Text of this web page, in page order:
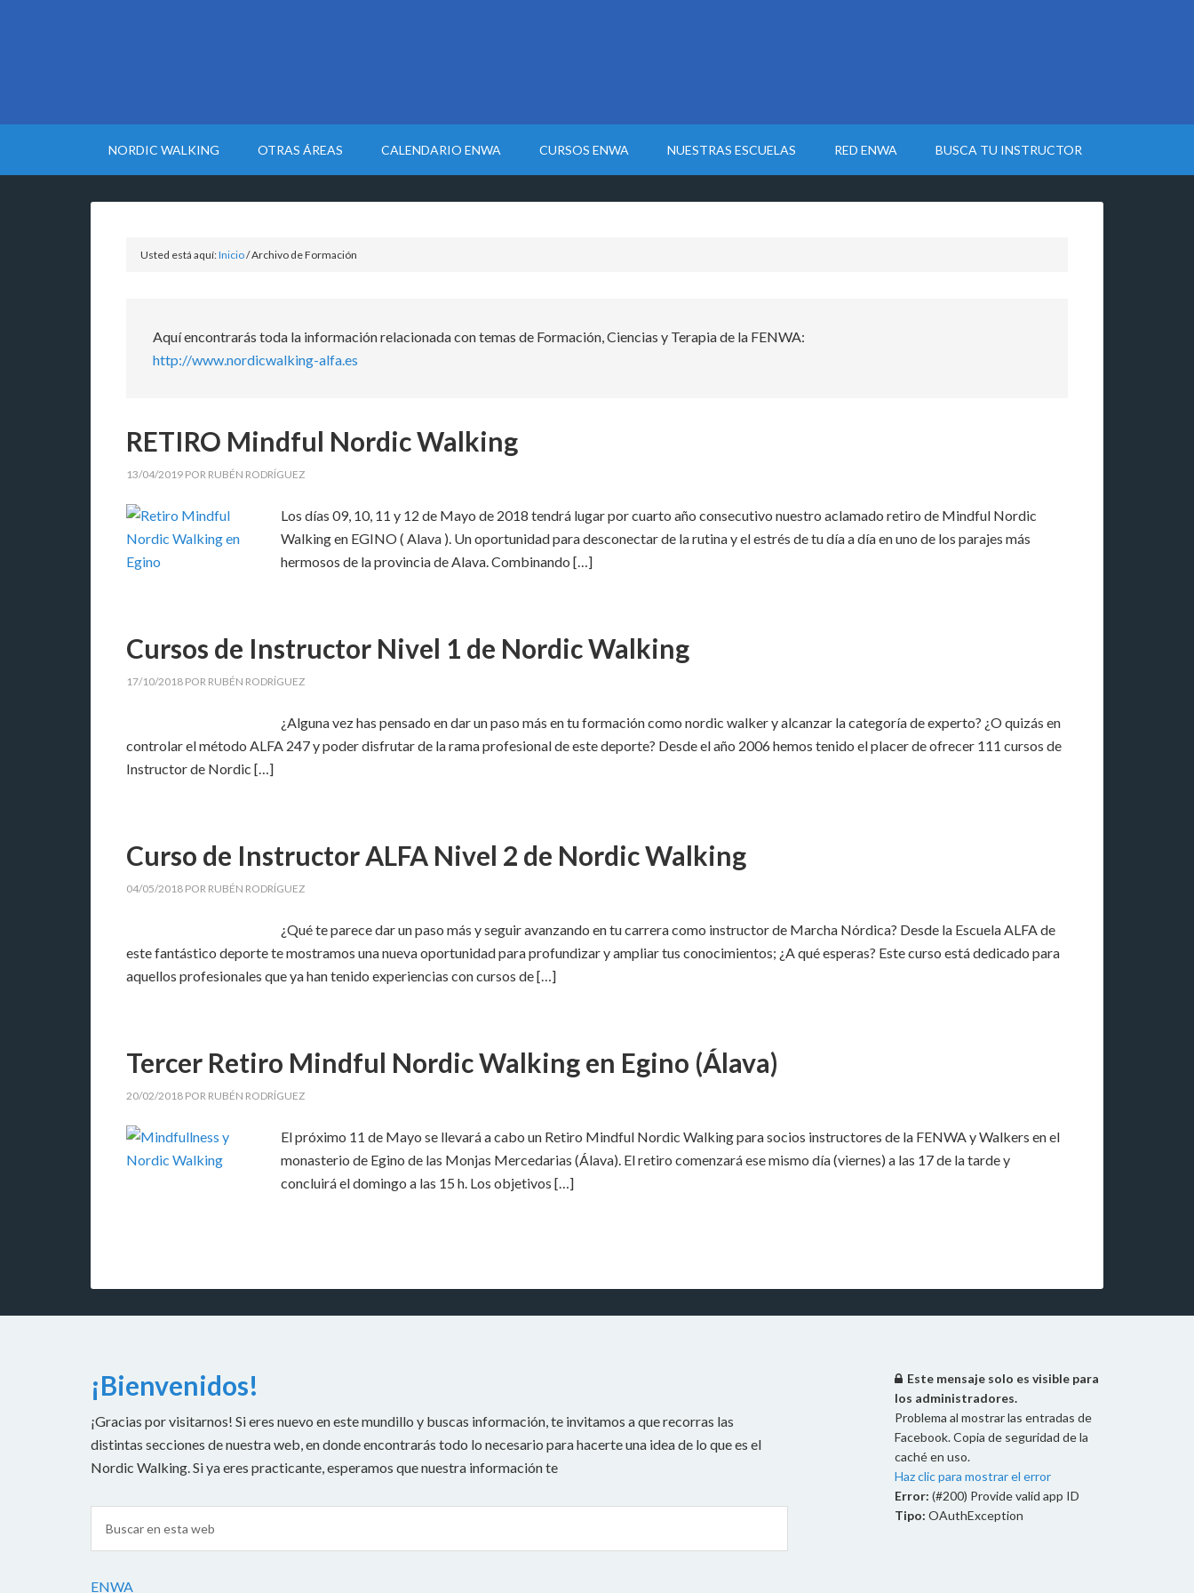
NORDIC WALKING OTRAS ÁREAS CALENDARIO ENWA CURSOS ENWA NUESTRAS ESCUELAS RED ENWA BUSCA TU INSTRUCTOR
Usted está aquí:Inicio/Archivo de Formación
Aquí encontrarás toda la información relacionada con temas de Formación, Ciencias y Terapia de la FENWA:
http://www.nordicwalking-alfa.es
RETIRO Mindful Nordic Walking
13/04/2019 POR RUBÉN RODRÍGUEZ
Los días 09, 10, 11 y 12 de Mayo de 2018 tendrá lugar por cuarto año consecutivo nuestro aclamado retiro de Mindful Nordic
Walking en EGINO ( Alava ). Un oportunidad para desconectar de la rutina y el estrés de tu día a día en uno de los parajes más
hermosos de la provincia de Alava. Combinando […]
Cursos de Instructor Nivel 1 de Nordic Walking
17/10/2018 POR RUBÉN RODRÍGUEZ
¿Alguna vez has pensado en dar un paso más en tu formación como nordic walker y alcanzar la categoría de experto? ¿O quizás en
controlar el método ALFA 247 y poder disfrutar de la rama profesional de este deporte? Desde el año 2006 hemos tenido el placer de ofrecer 111 cursos de
Instructor de Nordic […]
Curso de Instructor ALFA Nivel 2 de Nordic Walking
04/05/2018 POR RUBÉN RODRÍGUEZ
¿Qué te parece dar un paso más y seguir avanzando en tu carrera como instructor de Marcha Nórdica? Desde la Escuela ALFA de
este fantástico deporte te mostramos una nueva oportunidad para profundizar y ampliar tus conocimientos; ¿A qué esperas? Este curso está dedicado para
aquellos profesionales que ya han tenido experiencias con cursos de […]
Tercer Retiro Mindful Nordic Walking en Egino (Álava)
20/02/2018 POR RUBÉN RODRÍGUEZ
El próximo 11 de Mayo se llevará a cabo un Retiro Mindful Nordic Walking para socios instructores de la FENWA y Walkers en el
monasterio de Egino de las Monjas Mercedarias (Álava). El retiro comenzará ese mismo día (viernes) a las 17 de la tarde y
concluirá el domingo a las 15 h. Los objetivos […]
¡Bienvenidos!
¡Gracias por visitarnos! Si eres nuevo en este mundillo y buscas información, te invitamos a que recorras las
distintas secciones de nuestra web, en donde encontrarás todo lo necesario para hacerte una idea de lo que es el
Nordic Walking. Si ya eres practicante, esperamos que nuestra información te
ENWA
Este mensaje solo es visible para
los administradores.
Problema al mostrar las entradas de
Facebook. Copia de seguridad de la
caché en uso.
Haz clic para mostrar el error
Error: (#200) Provide valid app ID
Tipo: OAuthException